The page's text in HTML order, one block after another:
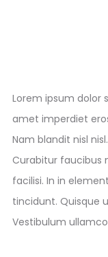
Lorem ipsum dolor
amet imperdiet
Nam blandit nisl
Curabitur faucibus
facilisi. In in
tincidunt. Quisque
Vestibulum